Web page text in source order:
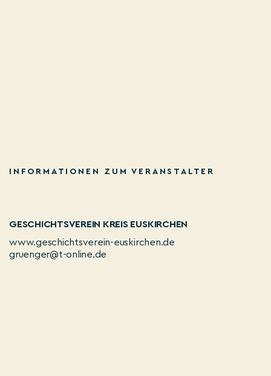
INFORMATIONEN ZUM VERANSTALTER
GESCHICHTSVEREIN KREIS EUSKIRCHEN
www.geschichtsverein-euskirchen.de
gruenger@t-online.de